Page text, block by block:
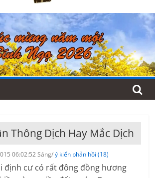
Thông Dịch Hay Mắc Dịch
06:02:52 Sáng/ý kiến phản hồi (18)
định cư có rất đông đồng hương